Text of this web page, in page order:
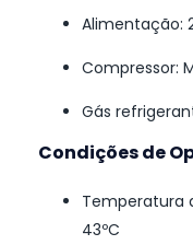
Alimentação:
Compressor:
Gás
Condições de
Temperatura
43ºC